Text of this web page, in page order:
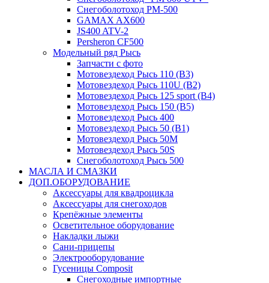
Снегоболотоход РМ-500
GAMAX AX600
JS400 ATV-2
Persheron CF500
Модельный ряд Рысь
Запчасти с фото
Мотовездеход Рысь 110 (B3)
Мотовездеход Рысь 110U (B2)
Мотовездеход Рысь 125 sport (B4)
Мотовездеход Рысь 150 (B5)
Мотовездеход Рысь 400
Мотовездеход Рысь 50 (B1)
Мотовездеход Рысь 50M
Мотовездеход Рысь 50S
Снегоболотоход Рысь 500
МАСЛА И СМАЗКИ
ДОП.ОБОРУДОВАНИЕ
Аксессуары для квадроцикла
Аксессуары для снегоходов
Крепёжные элементы
Осветительное оборудование
Накладки лыжи
Сани-прицепы
Электрооборудование
Гусеницы Composit
Снегоходные импортные